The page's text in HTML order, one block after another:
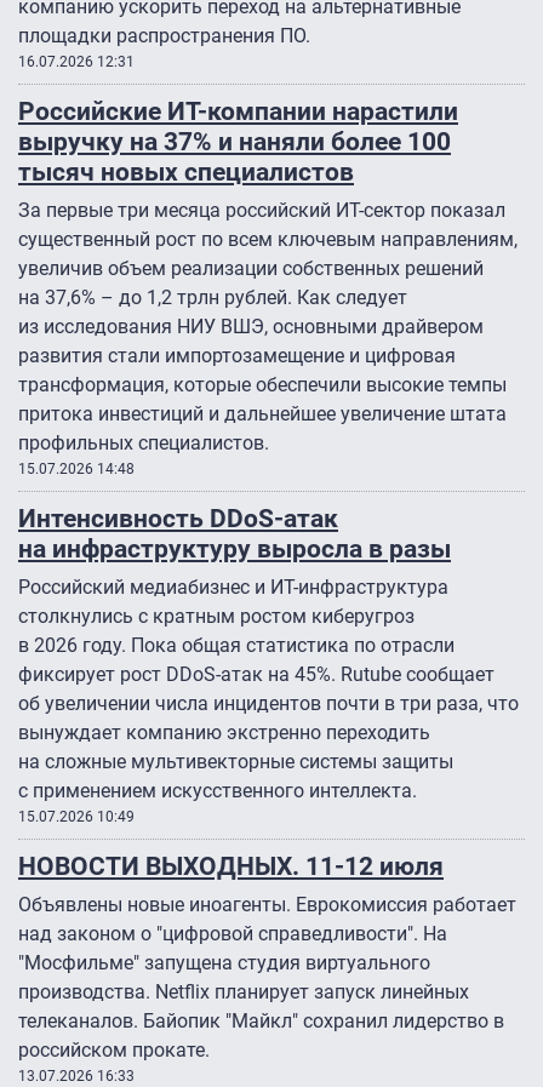
компанию ускорить переход на альтернативные
площадки распространения ПО.
16.07.2026 12:31
Российские ИТ-компании нарастили
выручку на 37% и наняли более 100
тысяч новых специалистов
За первые три месяца российский ИТ-сектор показал
существенный рост по всем ключевым направлениям,
увеличив объем реализации собственных решений
на 37,6% – до 1,2 трлн рублей. Как следует
из исследования НИУ ВШЭ, основными драйвером
развития стали импортозамещение и цифровая
трансформация, которые обеспечили высокие темпы
притока инвестиций и дальнейшее увеличение штата
профильных специалистов.
15.07.2026 14:48
Интенсивность DDoS-атак
на инфраструктуру выросла в разы
Российский медиабизнес и ИТ-инфраструктура
столкнулись с кратным ростом киберугроз
в 2026 году. Пока общая статистика по отрасли
фиксирует рост DDoS-атак на 45%. Rutube сообщает
об увеличении числа инцидентов почти в три раза, что
вынуждает компанию экстренно переходить
на сложные мультивекторные системы защиты
с применением искусственного интеллекта.
15.07.2026 10:49
НОВОСТИ ВЫХОДНЫХ. 11-12 июля
Объявлены новые иноагенты. Еврокомиссия работает
над законом о "цифровой справедливости". На
"Мосфильме" запущена студия виртуального
производства. Netflix планирует запуск линейных
телеканалов. Байопик "Майкл" сохранил лидерство в
российском прокате.
13.07.2026 16:33